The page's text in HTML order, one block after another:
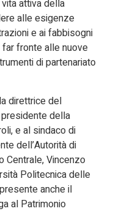
attiva della
alle esigenze
e ai fabbisogni
fronte alle nuove
di partenariato
direttrice del
della
e al sindaco di
dell’Autorità di
Centrale, Vincenzo
Politecnica delle
anche il
al Patrimonio